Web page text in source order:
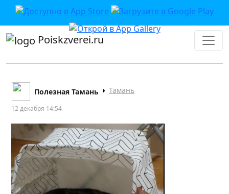
Poiskzverei.ru
Полезная Тамань Тамань
12 декабря 14:54